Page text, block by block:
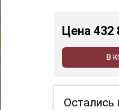
Цена432
В
Остались